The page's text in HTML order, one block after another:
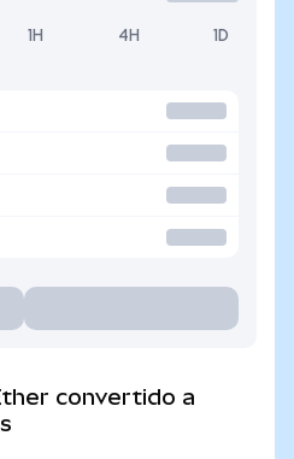
1H 4H 1D
convertido a